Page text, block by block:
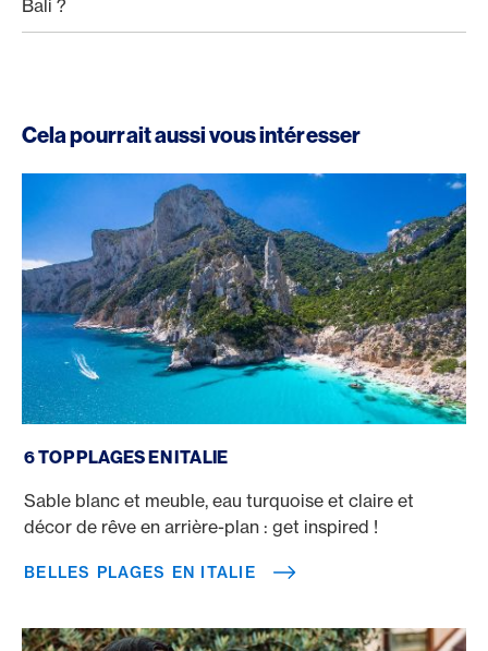
Bali ?
Cela pourrait aussi vous intéresser
6 TOP PLAGES EN ITALIE
Sable blanc et meuble, eau turquoise et claire et
décor de rêve en arrière-plan : get inspired !
BELLES PLAGES EN ITALIE